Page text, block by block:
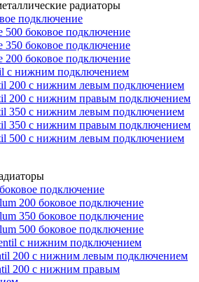
радиаторы
подключение
500 боковое подключение
350 боковое подключение
200 боковое подключение
с нижним подключением
200 с нижним левым подключением
200 с нижним правым подключением
350 с нижним левым подключением
350 с нижним правым подключением
500 с нижним левым подключением
подключение
200 боковое подключение
350 боковое подключение
500 боковое подключение
с нижним подключением
200 с нижним левым подключением
200 с нижним правым